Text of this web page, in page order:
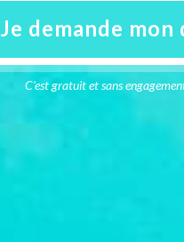
Je demande mon
C'est gratuit et sans